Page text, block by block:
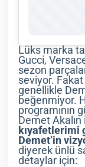
Lüks marka
Gucci,
sezon
seviyor. Fakat
genellikle
beğenmiyor.
programının
Demet Akalın
kıyafetlerimi
Demet’in
diyerek ünlü
detaylar için: